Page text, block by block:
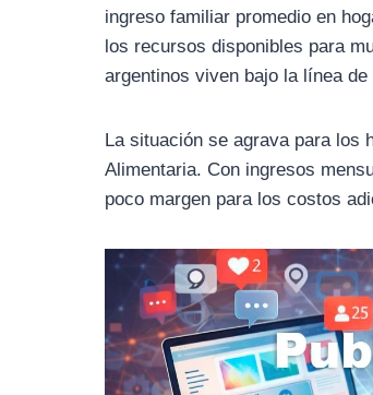
ingreso familiar promedio en
los recursos disponibles para
argentinos viven bajo la línea
La situación se agrava para los
Alimentaria. Con ingresos
poco margen para los costos